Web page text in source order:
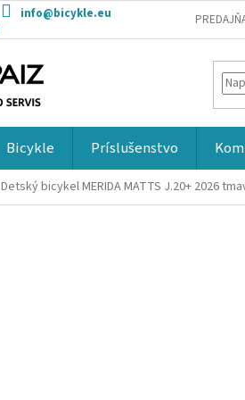
info@bicykle.eu
Bicykle Príslušenstvo
Detský bicykel MERIDA MATTS J.20+ 2026